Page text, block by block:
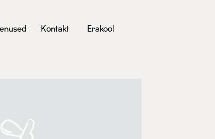
Kontakt Erakool